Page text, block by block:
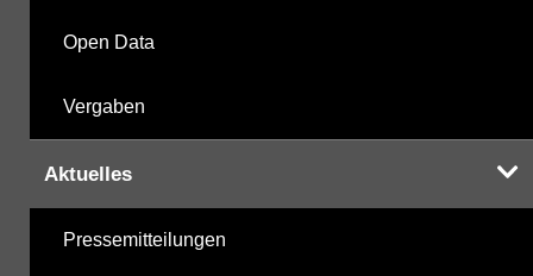
Open Data
Vergaben
Aktuelles
Pressemitteilungen